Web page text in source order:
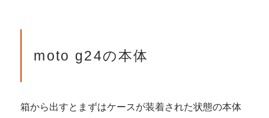
moto g24の本体
箱から出すとまずはケースが装着された状態の本体